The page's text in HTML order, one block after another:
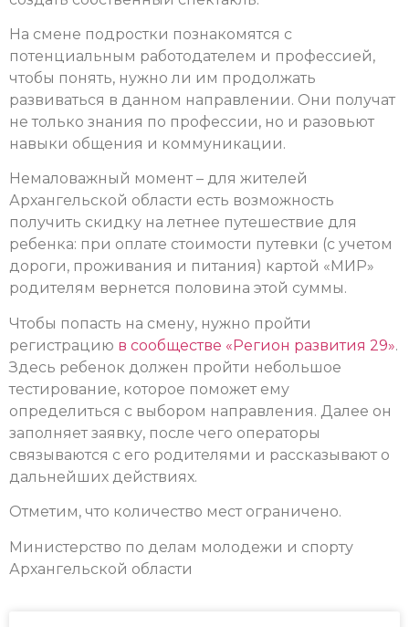
На смене подростки познакомятся с
потенциальным работодателем и профессией,
чтобы понять, нужно ли им продолжать
развиваться в данном направлении. Они получат
не только знания по профессии, но и разовьют
навыки общения и коммуникации.
Немаловажный момент – для жителей
Архангельской области есть возможность
получить скидку на летнее путешествие для
ребенка: при оплате стоимости путевки (с учетом
дороги, проживания и питания) картой «МИР»
родителям вернется половина этой суммы.
Чтобы попасть на смену, нужно пройти
регистрацию в сообществе «Регион развития 29».
Здесь ребенок должен пройти небольшое
тестирование, которое поможет ему
определиться с выбором направления. Далее он
заполняет заявку, после чего операторы
связываются с его родителями и рассказывают о
дальнейших действиях.
Отметим, что количество мест ограничено.
Министерство по делам молодежи и спорту
Архангельской области